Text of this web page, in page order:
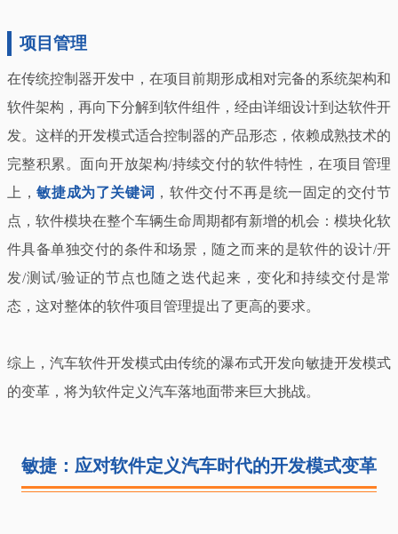
项目管理
在传统控制器开发中，在项目前期形成相对完备的系统架构和
软件架构，再向下分解到软件组件，经由详细设计到达软件开
发。这样的开发模式适合控制器的产品形态，依赖成熟技术的
完整积累。面向开放架构/持续交付的软件特性，在项目管理
上，敏捷成为了关键词 ，软件交付不再是统一固定的交付节
点，软件模块在整个车辆生命周期都有新增的机会：模块化软
件具备单独交付的条件和场景，随之而来的是软件的设计/开
发/测试/验证的节点也随之迭代起来，变化和持续交付是常
态，这对整体的软件项目管理提出了更高的要求。
综上，汽车软件开发模式由传统的瀑布式开发向敏捷开发模式
的变革，将为软件定义汽车落地面带来巨大挑战。
敏捷：应对软件定义汽车时代的开发模式变革